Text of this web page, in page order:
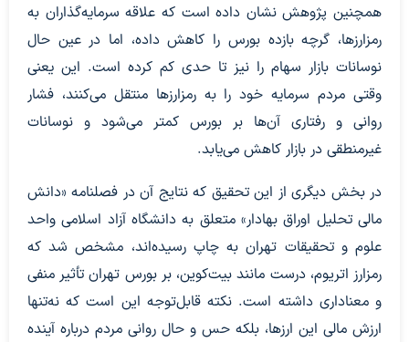
همچنین پژوهش نشان داده است که علاقه سرمایه‌گذاران به
رمزارزها، گرچه بازده بورس را کاهش داده، اما در عین حال
نوسانات بازار سهام را نیز تا حدی کم کرده است. این یعنی
وقتی مردم سرمایه خود را به رمزارزها منتقل می‌کنند، فشار
روانی و رفتاری آن‌ها بر بورس کمتر می‌شود و نوسانات
غیرمنطقی در بازار کاهش می‌یابد.
در بخش دیگری از این تحقیق که نتایج آن در فصلنامه «دانش
مالی تحلیل اوراق بهادار» متعلق به دانشگاه آزاد اسلامی واحد
علوم و تحقیقات تهران به چاپ رسیده‌اند، مشخص شد که
رمزارز اتریوم، درست مانند بیت‌کوین، بر بورس تهران تأثیر منفی
و معناداری داشته است. نکته قابل‌توجه این است که نه‌تنها
ارزش مالی این ارزها، بلکه حس و حال روانی مردم درباره آینده